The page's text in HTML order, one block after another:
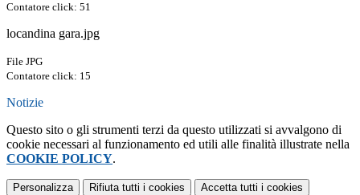
Contatore click: 51
locandina gara.jpg
File JPG
Contatore click: 15
Notizie
Questo sito o gli strumenti terzi da questo utilizzati si avvalgono di
cookie necessari al funzionamento ed utili alle finalità illustrate nella
COOKIE POLICY.
Personalizza Rifiuta tutti i cookies Accetta tutti i cookies